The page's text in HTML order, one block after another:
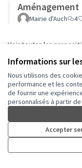
Informations sur
Nous utilisons des
performance et les
de fournir une
personnalisés à partir de
Accepter
Aménagement
Mairie d'Auch 4
Voir toutes les
Conditions d'utilisation
Paramètres des cookies
Auch - Agir pour ma ville
(Lien externe)
Auch - Agir pour
(Lien externe)